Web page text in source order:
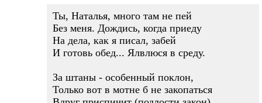
Ты, Наталья, много там не пей
Без меня. Дождись, когда приеду
На дела, как я писал, забей
И готовь обед... Ялвлюся в среду.
За штаны - особенный поклон,
Только вот в мотне б не закопаться